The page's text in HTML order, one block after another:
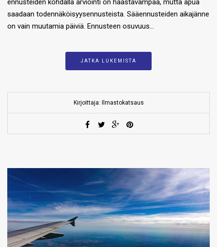
ennusteiden kohdalla arviointi on haastavampaa, mutta apua
saadaan todennäköisyysennusteista. Sääennusteiden aikajänne
on vain muutamia päiviä. Ennusteen osuvuus…
JATKA LUKEMISTA
Kirjoittaja: Ilmastokatsaus